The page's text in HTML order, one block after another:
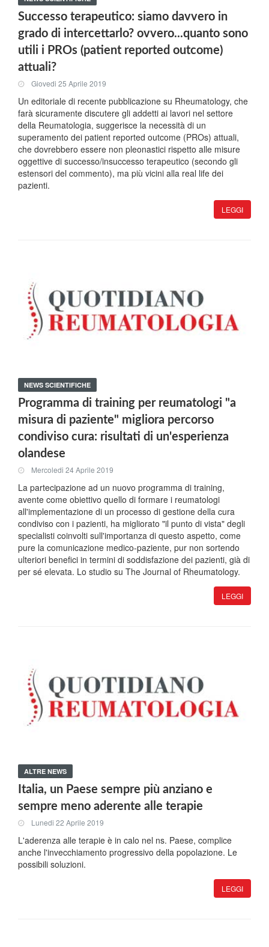
Successo terapeutico: siamo davvero in
grado di intercettarlo? ovvero...quanto sono
utili i PROs (patient reported outcome)
attuali?
Giovedi 25 Aprile 2019
Un editoriale di recente pubblicazione su Rheumatology, che
farà sicuramente discutere gli addetti ai lavori nel settore
della Reumatologia, suggerisce la necessità di un
superamento dei patient reported outcome (PROs) attuali,
che dovrebbero essere non pleonastici rispetto alle misure
oggettive di successo/insuccesso terapeutico (secondo gli
estensori del commento), ma più vicini alla real life dei
pazienti.
LEGGI
NEWS SCIENTIFICHE
Programma di training per reumatologi "a
misura di paziente" migliora percorso
condiviso cura: risultati di un'esperienza
olandese
Mercoledi 24 Aprile 2019
La partecipazione ad un nuovo programma di training,
avente come obiettivo quello di formare i reumatologi
all'implementazione di un processo di gestione della cura
condiviso con i pazienti, ha migliorato "il punto di vista" degli
specialisti coinvolti sull'importanza di questo aspetto, come
pure la comunicazione medico-paziente, pur non sortendo
ulteriori benefici in termini di soddisfazione dei pazienti, già di
per sé elevata. Lo studio su The Journal of Rheumatology.
LEGGI
ALTRE NEWS
Italia, un Paese sempre più anziano e
sempre meno aderente alle terapie
Lunedi 22 Aprile 2019
L'aderenza alle terapie è in calo nel ns. Paese, complice
anche l'invecchiamento progressivo della popolazione. Le
possibili soluzioni.
LEGGI